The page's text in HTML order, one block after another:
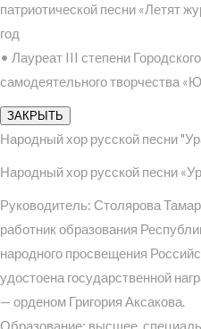
патриотической песни «Летят
год
• Лауреат III степени
самодеятельного творчества
ЗАКРЫТЬ
Народный хор русской песни
Народный хор русской песни
Руководитель: Столярова
работник образования
народного просвещения
удостоена государственной
— орденом Григория Аксакова.
Образование: высшее,